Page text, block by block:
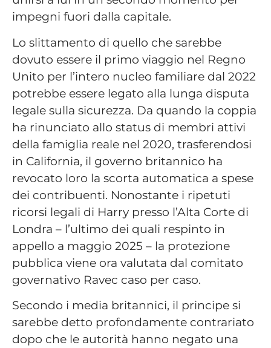
impegni fuori dalla capitale.
Lo slittamento di quello che sarebbe
dovuto essere il primo viaggio nel Regno
Unito per l’intero nucleo familiare dal 2022
potrebbe essere legato alla lunga disputa
legale sulla sicurezza. Da quando la coppia
ha rinunciato allo status di membri attivi
della famiglia reale nel 2020, trasferendosi
in California, il governo britannico ha
revocato loro la scorta automatica a spese
dei contribuenti. Nonostante i ripetuti
ricorsi legali di Harry presso l’Alta Corte di
Londra – l’ultimo dei quali respinto in
appello a maggio 2025 – la protezione
pubblica viene ora valutata dal comitato
governativo Ravec caso per caso.
Secondo i media britannici, il principe si
sarebbe detto profondamente contrariato
dopo che le autorità hanno negato una